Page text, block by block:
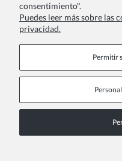
consentimiento".
Puedes leer más sobre las
privacidad.
Permitir